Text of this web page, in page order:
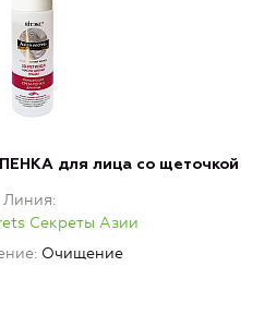
для лица со щеточкой
Линия
Секреты Азии
Очищение